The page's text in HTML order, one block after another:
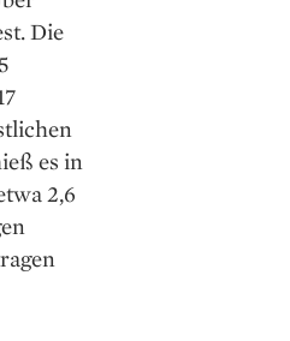
Die
es in
2,6